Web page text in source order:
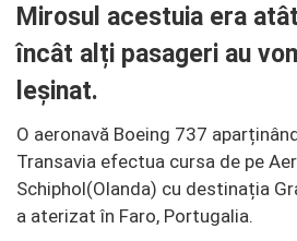
Mirosul acestuia era
încât alți pasageri au
leșinat.
O aeronavă Boeing 737
Transavia efectua cursa de pe
Schiphol(Olanda) cu destinația
a aterizat în Faro, Portugalia.